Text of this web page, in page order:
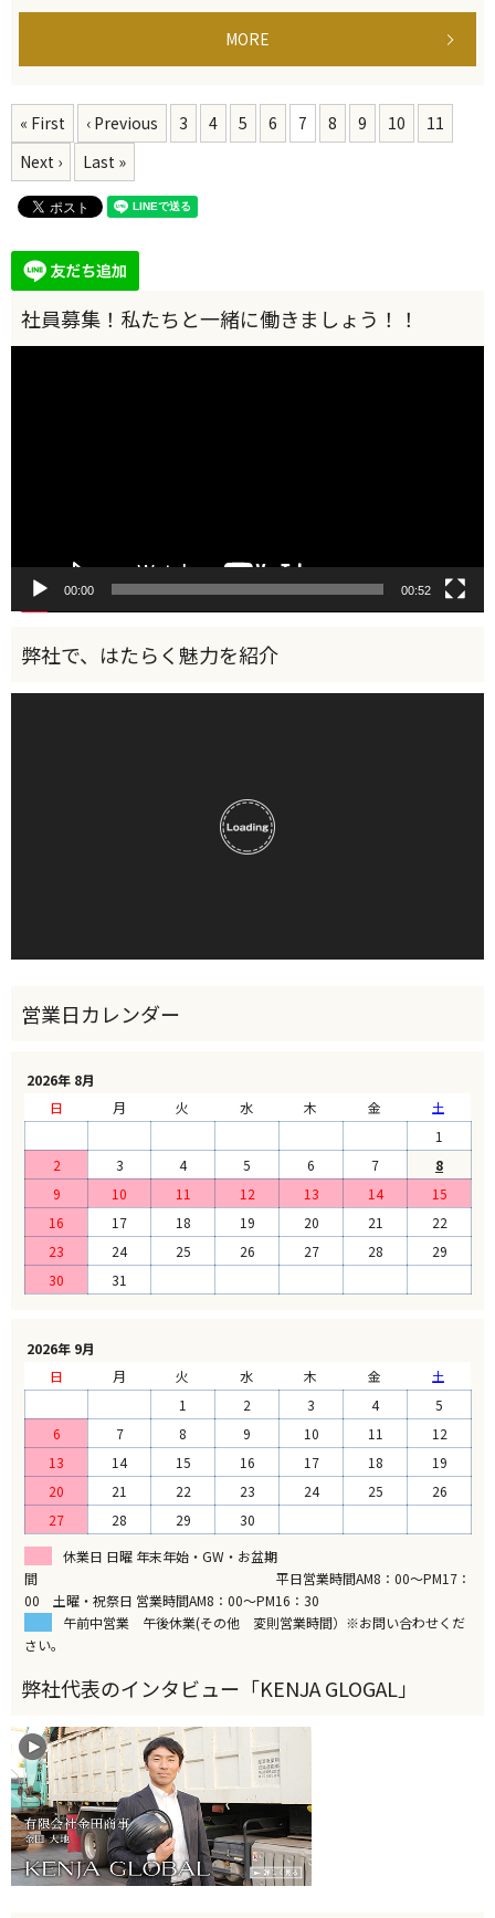
MORE
« First ‹ Previous 3 4 5 6 7 8 9 10
11
Next ›
Last »
00:00 00:52
2026年 8月
日
月 火 水 木 金
土
1
2
3 4 5 6 7
8
9
10 11 12 13 14
15
16
17 18 19 20 21
22
23
24 25 26 27 28
29
30
31
2026年 9月
日
月 火 水 木 金
土
1
2 3 4
5
6
7 8 9 10 11
12
13
14 15 16 17 18
19
20
21 22 23 24 25
26
27
28 29
30
休業日 日曜 年末年始・GW・お盆期
間 平日営業時間AM8：00～PM17：
00 土曜・祝祭日 営業時間AM8：00～PM16：30
午前中営業 午後休業(その他 変則営業時間）※お問い合わせくだ
さい。